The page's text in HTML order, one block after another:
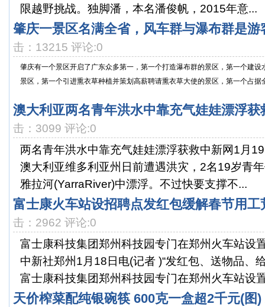
限越野挑战。独脚潘，本名潘俊帆，2015年意...
肇庆一景区名满全省，风车群与瀑布群是游
击：13215 评论:0
肇庆有一个景区开启了广东众多第一，第一个打造瀑布群的景区，第一个建
景区，第一个引进熏衣草种植并策划高薪聘请熏衣草大使的景区，第一个占据
澳大利亚两名青年洪水中靠充气娃娃漂浮获
击：3099 评论:0
两名青年洪水中靠充气娃娃漂浮获救中新网1月
澳大利亚维多利亚州日前遭遇洪灾，2名19岁青
雅拉河(YarraRiver)中漂浮。不过快要支撑不...
富士康火车站设招聘点发红包缓解春节用工
击：2962 评论:0
富士康科技集团郑州科技园专门在郑州火车站设
中新社郑州1月18日电(记者 )“发红包、送物品
富士康科技集团郑州科技园专门在郑州火车站设
天价榨菜配纯银碗筷 600克一盒超2千元(图)